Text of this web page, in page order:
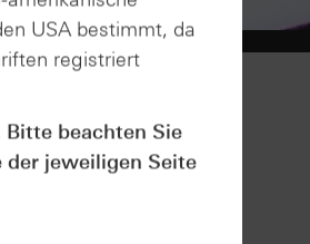
&
USA bestimmt, da
registriert
beachten Sie
der jeweiligen Seite